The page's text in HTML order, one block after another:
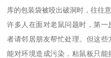
库的包装袋被咬出破洞时，往往
许多人在面对老鼠问题时，第
者请邻居朋友帮忙处理。但这
能对环境造成污染，粘鼠板只